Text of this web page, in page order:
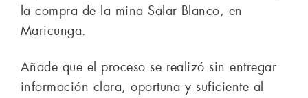
la compra de la mina Salar Blanco, en
Maricunga.
Añade que el proceso se realizó sin entregar
información clara, oportuna y suficiente al